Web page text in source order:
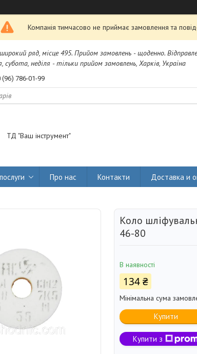
Компанія тимчасово не приймає замовлення та
ряд, місце 495. Прийом замовлень - щоденно.
неділя - тільки прийом замовлень, Харків, Україна
(96) 786-01-99
ТД "Ваш інструмент"
Про нас Контакти Доставка и
Коло
46-80
В наявності
134 ₴
Мінімальна сума
Купити
Купити з